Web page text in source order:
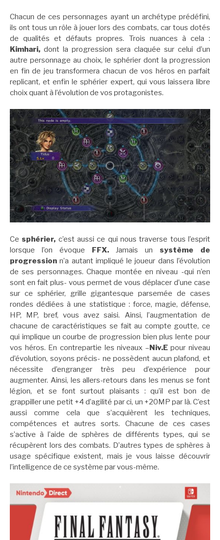
Chacun de ces personnages ayant un archétype prédéfini,
ils ont tous un rôle à jouer lors des combats, car tous dotés
de qualités et défauts propres. Trois nuances à cela :
Kimhari, dont la progression sera claquée sur celui d’un
autre personnage au choix, le sphérier dont la progression
en fin de jeu transformera chacun de vos héros en parfait
replicant, et enfin le sphérier expert, qui vous laissera libre
choix quant à l’évolution de vos protagonistes.
Cesphérier, c’est aussi ce qui nous traverse tous l’esprit
lorsque l’on évoque FFX.Jamais unsystème de
progression n’a autant impliqué le joueur dans l’évolution
de ses personnages. Chaque montée en niveau -qui n’en
sont en fait plus- vous permet de vous déplacer d’une case
sur ce sphérier, grille gigantesque parsemée de cases
rondes dédiées à une statistique : force, magie, défense,
HP, MP, bref, vous avez saisi. Ainsi, l’augmentation de
chacune de caractéristiques se fait au compte goutte, ce
qui implique un courbe de progression bien plus lente pour
vos héros. En contrepartie les niveaux –Niv.Epour niveau
d’évolution, soyons précis- ne possèdent aucun plafond, et
nécessite d’engranger très peu d’expérience pour
augmenter. Ainsi, les allers-retours dans les menus se font
légion, et se font surtout plaisants : qu’il est bon de
grappiller une petit +4 d’agilité par ci, un +20MP par là. C’est
aussi comme cela que s’acquièrent les techniques,
compétences et autres sorts. Chacune de ces cases
s’active à l’aide de sphères de différents types, qui se
récupèrent lors des combats. D’autres types de sphères à
usage spécifique existent, mais je vous laisse découvrir
l’intelligence de ce système par vous-même.